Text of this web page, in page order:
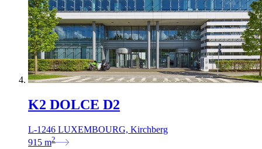
K2 DOLCE D2
L-1246 LUXEMBOURG, Kirchberg
915 m2